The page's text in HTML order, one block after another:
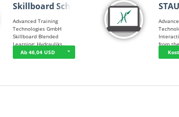
Skillboard Schl…
Advanced Training
Technologies GmbH
Skillboard Blended
Learning: Hydrauliks…
Ab 46,04 USD
from